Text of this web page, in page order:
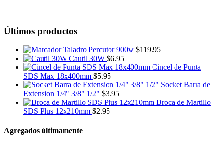
Últimos productos
Taladro Percutor 900w $119.95
Cautil 30W $6.95
Cincel de Punta
SDS Max 18x400mm $5.95
Socket Barra de
Extension 1/4" 3/8" 1/2" $3.95
Broca de Martillo
SDS Plus 12x210mm $2.95
Agregados últimamente